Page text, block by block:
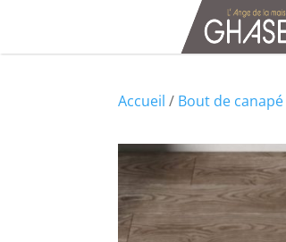
Accueil / Bout de canapé